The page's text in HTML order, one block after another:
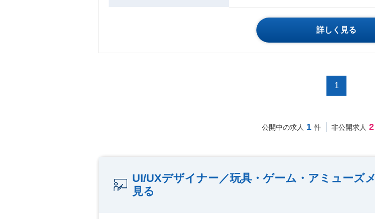
詳しく見る
1
公開中の求人 1 件 非公開求人 2
UI/UXデザイナー／玩具・ゲーム・アミューズ
見る